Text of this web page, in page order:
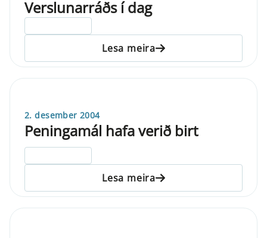
Verslunarráðs í dag
Lesa meira
2. desember 2004
Peningamál hafa verið birt
Lesa meira